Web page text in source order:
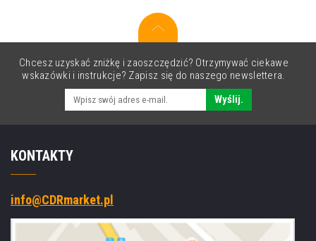
Chcesz uzyskać zniżkę i zaoszczędzić? Otrzymywać ciekawe
wskazówki i instrukcje? Zapisz się do naszego newslettera.
Wyślij.
KONTAKTY
info@CDRmarket.pl